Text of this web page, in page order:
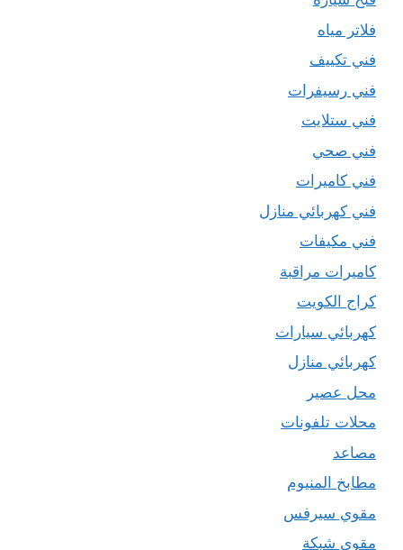
فلاتر مياه
فني تكييف
فني رسيفرات
فني ستلايت
فني صحي
فني كاميرات
فني كهربائي منازل
فني مكيفات
كاميرات مراقبة
كراج الكويت
كهربائي سيارات
كهربائي منازل
محل عصير
محلات تلفونات
مصاعد
مطابخ المنيوم
مقوي سيرفس
مقوي شبكة